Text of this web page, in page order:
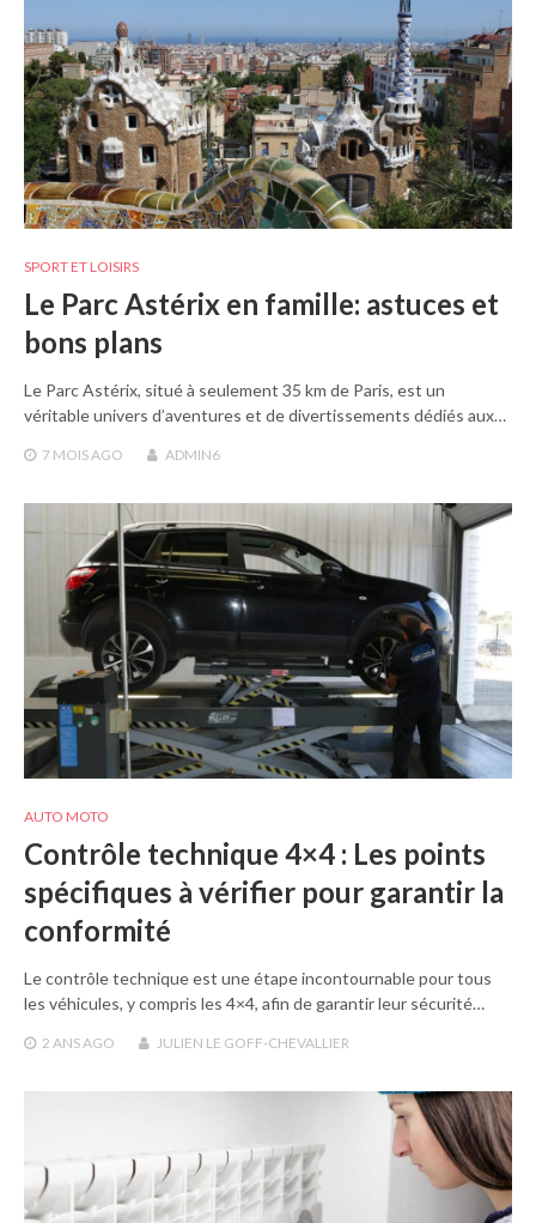
SPORT ET LOISIRS
Le Parc Astérix en famille: astuces et
bons plans
Le Parc Astérix, situé à seulement 35 km de Paris, est un
véritable univers d’aventures et de divertissements dédiés aux…
7 MOIS AGO ADMIN6
AUTO MOTO
Contrôle technique 4×4 : Les points
spécifiques à vérifier pour garantir la
conformité
Le contrôle technique est une étape incontournable pour tous
les véhicules, y compris les 4×4, afin de garantir leur sécurité…
2 ANS AGO JULIEN LE GOFF-CHEVALLIER